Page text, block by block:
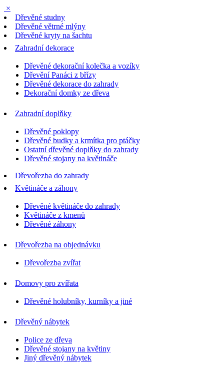
×
Dřevěné studny
Dřevěné větrné mlýny
Dřevěné kryty na šachtu
Zahradní dekorace
Dřevěné dekorační kolečka a vozíky
Dřevění Panáci z břízy
Dřevěné dekorace do zahrady
Dekorační domky ze dřeva
Zahradní doplňky
Dřevěné poklopy
Dřevěné budky a krmítka pro ptáčky
Ostatní dřevěné doplňky do zahrady
Dřevěné stojany na květináče
Dřevořezba do zahrady
Květináče a záhony
Dřevěné květináče do zahrady
Květináče z kmenů
Dřevěné záhony
Dřevořezba na objednávku
Dřevořezba zvířat
Domovy pro zvířata
Dřevěné holubníky, kurníky a jiné
Dřevěný nábytek
Police ze dřeva
Dřevěné stojany na květiny
Jiný dřevěný nábytek